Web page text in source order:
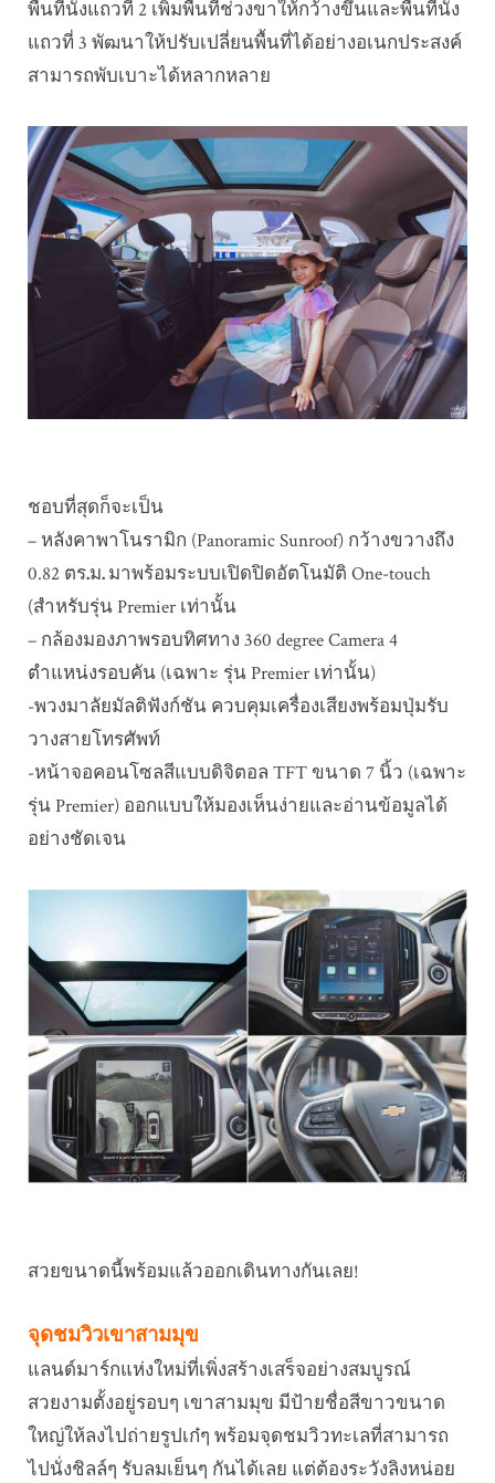
พื้นที่นั่งแถวที่ 2 เพิ่มพื้นที่ช่วงขาให้กว้างขึ้นและพื้นที่นั่ง
แถวที่ 3 พัฒนาให้ปรับเปลี่ยนพื้นที่ได้อย่างอเนกประสงค์
สามารถพับเบาะได้หลากหลาย
ชอบที่สุดก็จะเป็น
– หลังคาพาโนรามิก (Panoramic Sunroof) กว้างขวางถึง
0.82 ตร.ม.มาพร้อมระบบเปิดปิดอัตโนมัติ One-touch
(สำหรับรุ่น Premier เท่านั้น
– กล้องมองภาพรอบทิศทาง 360 degree Camera 4
ตำแหน่งรอบคัน (เฉพาะ รุ่น Premier เท่านั้น)
-พวงมาลัยมัลติฟังก์ชัน ควบคุมเครื่องเสียงพร้อมปุ่มรับ
วางสายโทรศัพท์
-หน้าจอคอนโซลสีแบบดิจิตอล TFT ขนาด 7 นิ้ว (เฉพาะ
รุ่น Premier) ออกแบบให้มองเห็นง่ายและอ่านข้อมูลได้
อย่างชัดเจน
สวยขนาดนี้พร้อมแล้วออกเดินทางกันเลย!
จุดชมวิวเขาสามมุข
แลนด์มาร์กแห่งใหม่ที่เพิ่งสร้างเสร็จอย่างสมบูรณ์
สวยงามตั้งอยู่รอบๆ เขาสามมุข มีป้ายชื่อสีขาวขนาด
ใหญ่ให้ลงไปถ่ายรูปเก๋ๆ พร้อมจุดชมวิวทะเลที่สามารถ
ไปนั่งชิลล์ๆ รับลมเย็นๆ กันได้เลย แต่ต้องระวังลิงหน่อย